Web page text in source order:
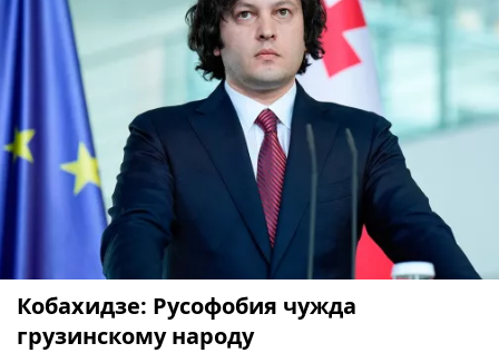
Кобахидзе: Русофобия чужда
грузинскому народу